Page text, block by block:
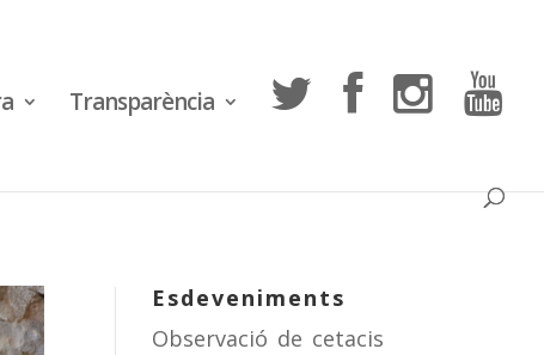
Transparència
Esdeveniments
Observació de cetacis